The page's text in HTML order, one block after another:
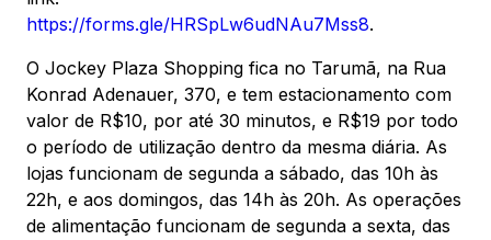
https://forms.gle/HRSpLw6udNAu7Mss8.
O Jockey Plaza Shopping fica no Tarumã, na Rua
Konrad Adenauer, 370, e tem estacionamento com
valor de R$10, por até 30 minutos, e R$19 por todo
o período de utilização dentro da mesma diária. As
lojas funcionam de segunda a sábado, das 10h às
22h, e aos domingos, das 14h às 20h. As operações
de alimentação funcionam de segunda a sexta, das